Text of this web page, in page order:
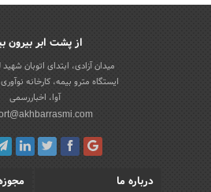
از پشت ابر بیرون
میدان آزادی، ابتدای اتوبان
ایستگاه مترو بیمه، کارخانه
آوا، اخباررسمی
درباره ما